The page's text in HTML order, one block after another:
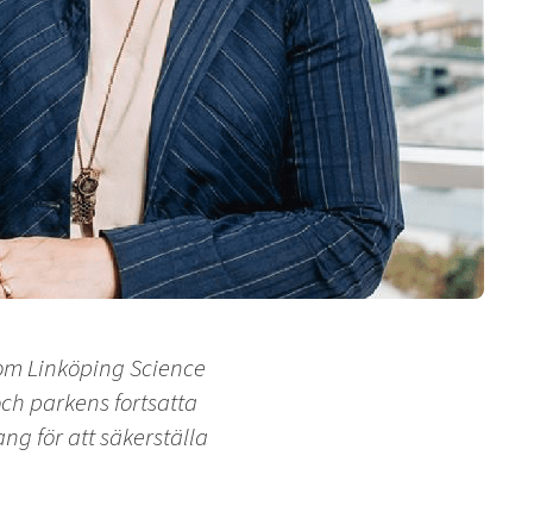
Linköping Science
parkens fortsatta
för att säkerställa